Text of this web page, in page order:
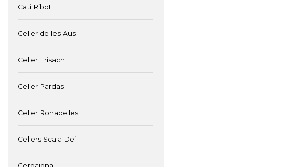
Cati Ribot
Celler de les Aus
Celler Frisach
Celler Pardas
Celler Ronadelles
Cellers Scala Dei